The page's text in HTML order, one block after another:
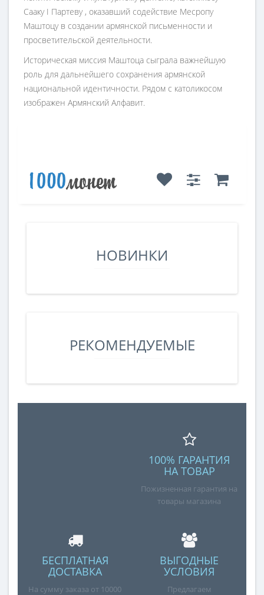
Сааку I Партеву , оказавший содействие Месропу
Маштоцу в создании армянской письменности и
просветительской деятельности.
Историческая миссия Маштоца сыграла важнейшую
роль для дальнейшего сохранения армянской
национальной идентичности. Рядом с католикосом
изображен Армянский Алфавит.
НОВИНКИ
РЕКОМЕНДУЕМЫЕ
100% ГАРАНТИЯ
НА ТОВАР
Пожизненная гарантия на
товары магазина
БЕСПЛАТНАЯ
ДОСТАВКА
На сумму заказа от 10000
ВЫГОДНЫЕ
УСЛОВИЯ
Предлагаем